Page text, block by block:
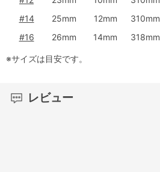
#14
25mm 12mm
310mm
#16
26mm 14mm 318mm
※サイズは目安です。
レビュー